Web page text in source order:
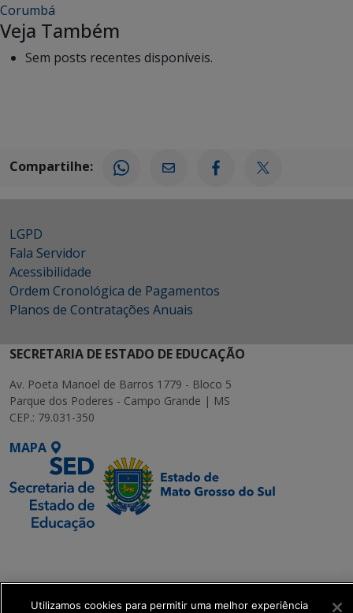
Corumbá
Veja Também
Sem posts recentes disponíveis.
Compartilhe:
LGPD
Fala Servidor
Acessibilidade
Ordem Cronológica de Pagamentos
Planos de Contratações Anuais
SECRETARIA DE ESTADO DE EDUCAÇÃO
Av. Poeta Manoel de Barros 1779 - Bloco 5
Parque dos Poderes - Campo Grande | MS
CEP.: 79.031-350
MAPA
Transformação Digital
Utilizamos cookies para permitir uma melhor experiência